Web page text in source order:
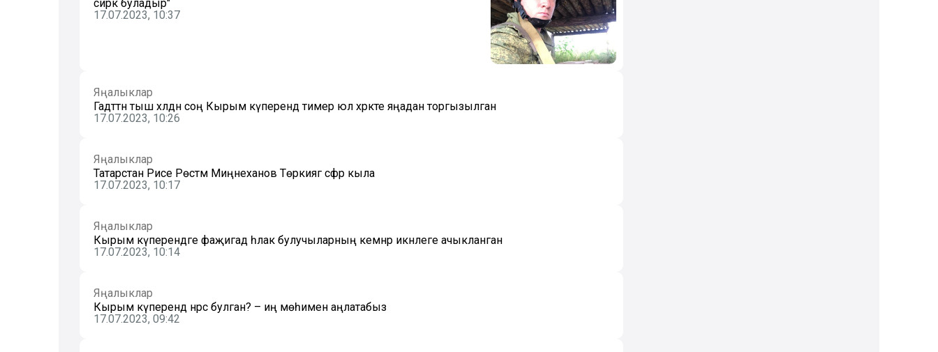
сирәк буладыр"
17.07.2023, 10:37
Яңалыклар
Гадәттән тыш хәлдән соң Кырым күперендә тимер юл хәрәкәте яңадан торгызылган
17.07.2023, 10:26
Яңалыклар
Татарстан Рәисе Рөстәм Миңнеханов Төркиягә сәфәр кыла
17.07.2023, 10:17
Яңалыклар
Кырым күперендәге фаҗигадә һәлак булучыларның кемнәр икәнлеге ачыкланган
17.07.2023, 10:14
Яңалыклар
Кырым күперендә нәрсә булган? – иң мөһимен аңлатабыз
17.07.2023, 09:42